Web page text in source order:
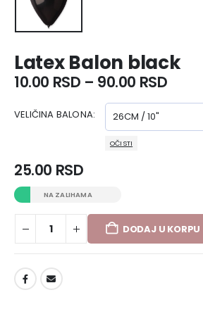
Latex Balon black
10.00 RSD – 90.00 RSD
VELIČINA BALONA
OČISTI
25.00 RSD
NA ZALIHAMA
DODAJ U KORPU